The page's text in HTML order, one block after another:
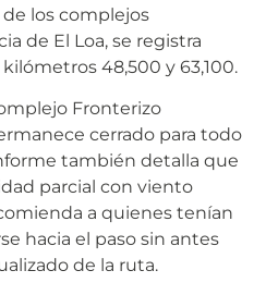
los complejos
de El Loa, se registra
48,500 y 63,100.
Fronterizo
cerrado para todo
también detalla que
parcial con viento
a quienes tenían
hacia el paso sin antes
de la ruta.